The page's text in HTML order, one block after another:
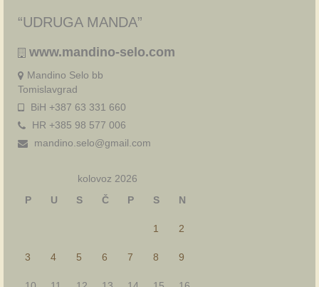
“UDRUGA MANDA”
www.mandino-selo.com
Mandino Selo bb
Tomislavgrad
BiH +387 63 331 660
HR +385 98 577 006
mandino.selo@gmail.com
kolovoz 2026
P
U S Č P S N
1 2
3 4 5 6 7 8 9